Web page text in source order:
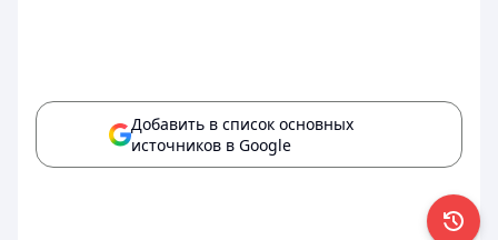
Добавить в список основных
источников в Google